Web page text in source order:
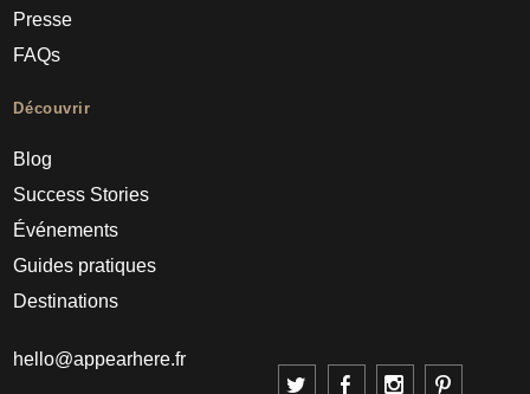
Presse
FAQs
Découvrir
Blog
Success Stories
Événements
Guides pratiques
Destinations
hello@appearhere.fr